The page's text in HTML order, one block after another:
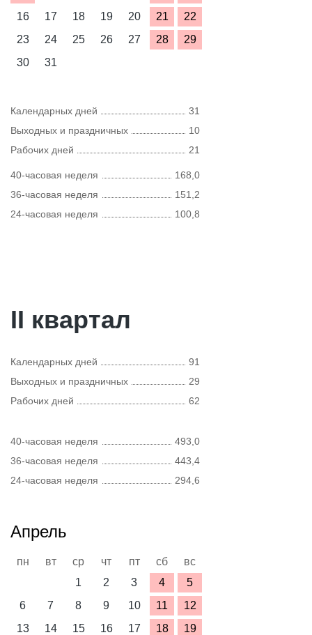
16
17 18 19 20 21
22
23
24 25 26 27 28
29
30
31
Календарных дней
31
Выходных и праздничных
10
Рабочих дней
21
40-часовая неделя
168,0
36-часовая неделя
151,2
24-часовая неделя
100,8
II квартал
Календарных дней
91
Выходных и праздничных
29
Рабочих дней
62
40-часовая неделя
493,0
36-часовая неделя
443,4
24-часовая неделя
294,6
Апрель
пн вт ср чт пт сб
вс
1
2 3 4
5
6
7 8 9 10 11
12
13
14 15 16 17 18
19